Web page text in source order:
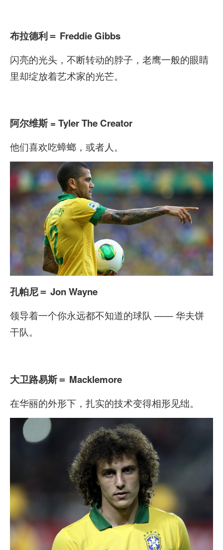
布拉德利＝ Freddie Gibbs
闪亮的光头，不断转动的脖子，老鹰一般的眼睛
里却绽放着艺术家的光芒。
阿尔维斯 = Tyler The Creator
他们喜欢吃蟑螂，或者人。
孔帕尼＝ Jon Wayne
领导着一个你永远都不知道的球队 —— 华夫饼
干队。
大卫路易斯＝ Macklemore
在华丽的外形下，扎实的技术变得相形见绌。